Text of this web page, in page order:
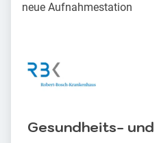
neue Aufnahmestation
Gesundheits-